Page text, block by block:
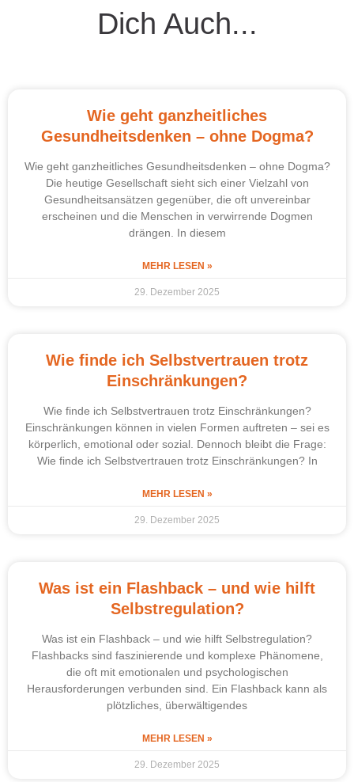
Dich Auch...
Wie geht ganzheitliches
Gesundheitsdenken – ohne Dogma?
Wie geht ganzheitliches Gesundheitsdenken – ohne Dogma?
Die heutige Gesellschaft sieht sich einer Vielzahl von
Gesundheitsansätzen gegenüber, die oft unvereinbar
erscheinen und die Menschen in verwirrende Dogmen
drängen. In diesem
MEHR LESEN »
29. Dezember 2025
Wie finde ich Selbstvertrauen trotz
Einschränkungen?
Wie finde ich Selbstvertrauen trotz Einschränkungen?
Einschränkungen können in vielen Formen auftreten – sei es
körperlich, emotional oder sozial. Dennoch bleibt die Frage:
Wie finde ich Selbstvertrauen trotz Einschränkungen? In
MEHR LESEN »
29. Dezember 2025
Was ist ein Flashback – und wie hilft
Selbstregulation?
Was ist ein Flashback – und wie hilft Selbstregulation?
Flashbacks sind faszinierende und komplexe Phänomene,
die oft mit emotionalen und psychologischen
Herausforderungen verbunden sind. Ein Flashback kann als
plötzliches, überwältigendes
MEHR LESEN »
29. Dezember 2025